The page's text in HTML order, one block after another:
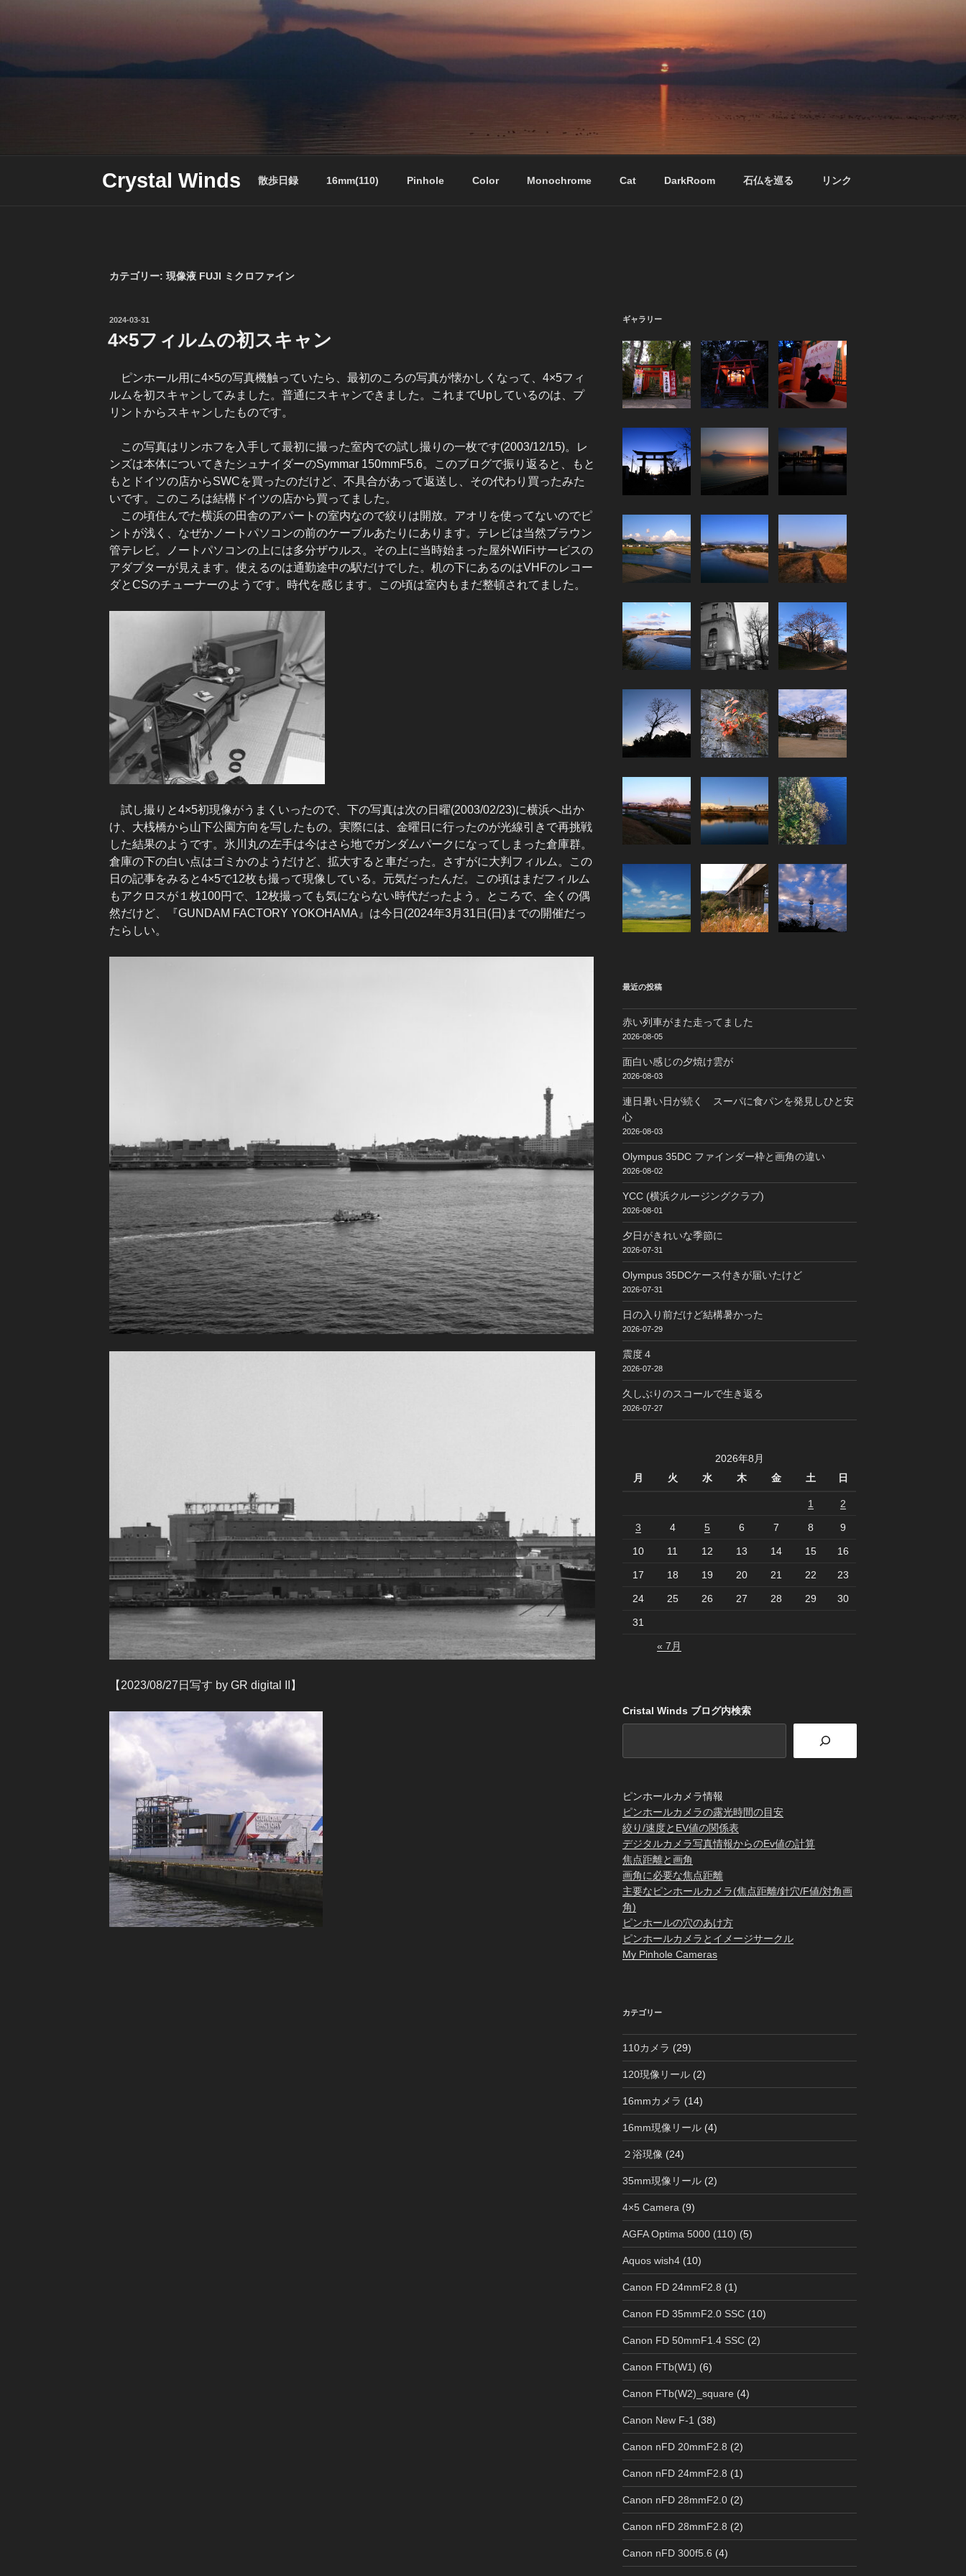
content
Crystal Winds 散歩日録 16mm(110) Pinhole Color Monochrome Cat DarkRoom 石仏を巡る リンク
カテゴリー: 現像液 FUJI ミクロファイン
投
日:
2024-03-31
4×5フィルムの初スキャン
ピンホール用に4×5の写真機触っていたら、最初のころの写真が懐かしくなって、4×5フィ
ルムを初スキャンしてみました。普通にスキャンできました。これまでUpしているのは、プ
リントからスキャンしたものです。
この写真はリンホフを入手して最初に撮った室内での試し撮りの一枚です(2003/12/15)。レ
ンズは本体についてきたシュナイダーのSymmar 150mmF5.6。このブログで振り返ると、もと
もとドイツの店からSWCを買ったのだけど、不具合があって返送し、その代わり買ったみた
いです。このころは結構ドイツの店から買ってました。
この頃住んでた横浜の田舎のアパートの室内なので絞りは開放。アオリを使ってないのでピ
ントが浅く、なぜかノートパソコンの前のケーブルあたりにあります。テレビは当然ブラウン
管テレビ。ノートパソコンの上には多分ザウルス。その上に当時始まった屋外WiFiサービスの
アダプターが見えます。使えるのは通勤途中の駅だけでした。机の下にあるのはVHFのレコー
ダとCSのチューナーのようです。時代を感じます。この頃は室内もまだ整頓されてました。
試し撮りと4×5初現像がうまくいったので、下の写真は次の日曜(2003/02/23)に横浜へ出か
け、大桟橋から山下公園方向を写したもの。実際には、金曜日に行ったのが光線引きで再挑戦
した結果のようです。氷川丸の左手は今はさら地でガンダムパークになってしまった倉庫群。
倉庫の下の白い点はゴミかのようだけど、拡大すると車だった。さすがに大判フィルム。この
日の記事をみると4×5で12枚も撮って現像している。元気だったんだ。この頃はまだフィルム
もアクロスが１枚100円で、12枚撮っても気にならない時代だったよう。ところで、全くの偶
然だけど、『GUNDAM FACTORY YOKOHAMA』は今日(2024年3月31日(日)までの開催だっ
たらしい。
【2023/08/27日写す by GR digital II】
ギャラリー
最近の投稿
赤い列車がまた走ってました
2026-08-05
面白い感じの夕焼け雲が
2026-08-03
連日暑い日が続く スーパに食パンを発見しひと安
心
2026-08-03
Olympus 35DC ファインダー枠と画角の違い
2026-08-02
YCC (横浜クルージングクラブ)
2026-08-01
夕日がきれいな季節に
2026-07-31
Olympus 35DCケース付きが届いたけど
2026-07-31
日の入り前だけど結構暑かった
2026-07-29
震度４
2026-07-28
久しぶりのスコールで生き返る
2026-07-27
2026年8月
月
火 水 木 金 土 日
1 2
3 4 5 6 7 8 9
10 11 12 13 14 15 16
17 18 19 20 21 22 23
24 25 26 27 28 29 30
31
« 7月
Cristal Winds ブログ内検索
ピンホールカメラ情報
ピンホールカメラの露光時間の目安
絞り/速度とEV値の関係表
デジタルカメラ写真情報からのEv値の計算
焦点距離と画角
画角に必要な焦点距離
主要なピンホールカメラ(焦点距離/針穴/F値/対角画
角)
ピンホールの穴のあけ方
ピンホールカメラとイメージサークル
My Pinhole Cameras
カテゴリー
110カメラ (29)
120現像リール (2)
16mmカメラ (14)
16mm現像リール (4)
２浴現像 (24)
35mm現像リール (2)
4×5 Camera (9)
AGFA Optima 5000 (110) (5)
Aquos wish4 (10)
Canon FD 24mmF2.8 (1)
Canon FD 35mmF2.0 SSC (10)
Canon FD 50mmF1.4 SSC (2)
Canon FTb(W1) (6)
Canon FTb(W2)_square (4)
Canon New F-1 (38)
Canon nFD 20mmF2.8 (2)
Canon nFD 24mmF2.8 (1)
Canon nFD 28mmF2.0 (2)
Canon nFD 28mmF2.8 (2)
Canon nFD 300f5.6 (4)